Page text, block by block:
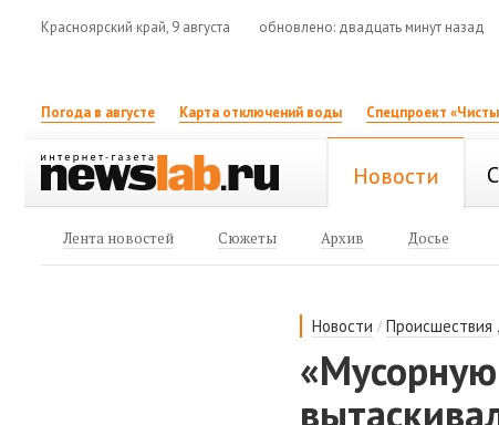
Красноярский край, 9 августа обновлено: двадцать минут назад
Погода в августе Карта отключений воды Спецпроект
Новости
Лента новостей Сюжеты Архив Досье
Новости /Происшествия
«Мусорную